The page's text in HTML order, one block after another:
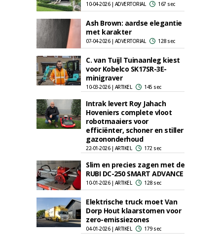
10-04-2026 | ADVERTORIAL 167 sec
Ash Brown: aardse elegantie
met karakter
07-04-2026 | ADVERTORIAL 128 sec
C. van Tuijl Tuinaanleg kiest
voor Kobelco SK17SR-3E-
minigraver
10-03-2026 | ARTIKEL 145 sec
Intrak levert Roy Jahach
Hoveniers complete vloot
robotmaaiers voor
efficiënter, schoner en stiller
gazononderhoud
22-01-2026 | ARTIKEL 172 sec
Slim en precies zagen met de
RUBI DC-250 SMART ADVANCE
10-01-2026 | ARTIKEL 128 sec
Elektrische truck moet Van
Dorp Hout klaarstomen voor
zero-emissiezones
04-01-2026 | ARTIKEL 179 sec